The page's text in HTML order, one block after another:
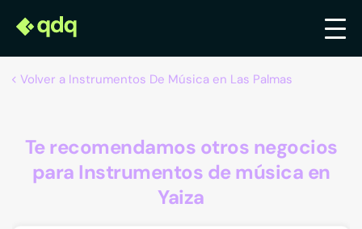
Volver a Instrumentos De Música en Las Palmas
Te recomendamos otros negocios
para Instrumentos de música en
Yaiza